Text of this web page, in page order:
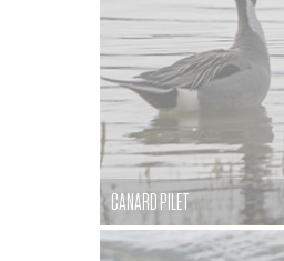
CANARD PILET